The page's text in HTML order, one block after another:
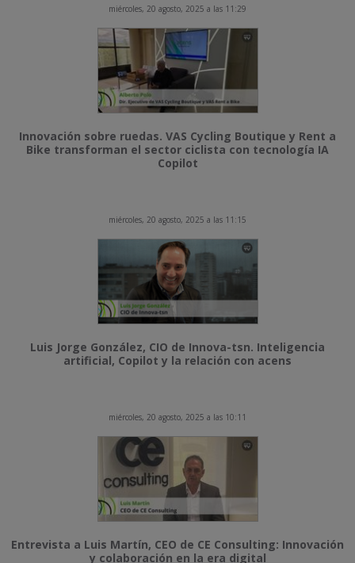
miércoles, 20 agosto, 2025 a las 11:29
Innovación sobre ruedas. VAS Cycling Boutique y Rent a
Bike transforman el sector ciclista con tecnología IA
Copilot
miércoles, 20 agosto, 2025 a las 11:15
Luis Jorge González, CIO de Innova-tsn. Inteligencia
artificial, Copilot y la relación con acens
miércoles, 20 agosto, 2025 a las 10:11
Entrevista a Luis Martín, CEO de CE Consulting: Innovación
y colaboración en la era digital